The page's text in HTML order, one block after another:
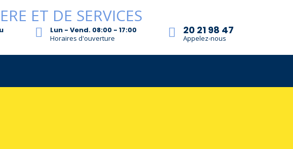
20 21 98 47
Appelez-nous
Lun - Vend. 08:00 - 17:00
Horaires d'ouverture